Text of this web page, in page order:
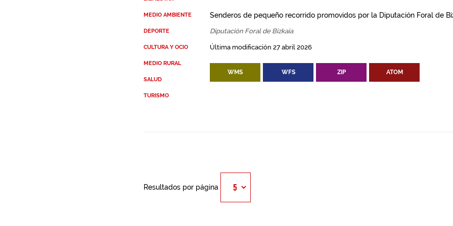
MEDIO AMBIENTE
DEPORTE
CULTURA Y OCIO
MEDIO RURAL
SALUD
TURISMO
Senderos de pequeño recorrido promovidos por la Diputación Foral de
Diputación Foral de Bizkaia
Última modificación 27 abril 2026
WMS WFS ZIP ATOM
Resultados por página